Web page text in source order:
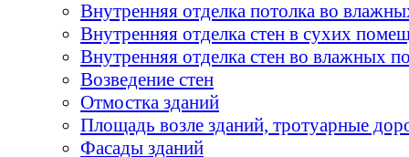
Внутренняя отделка потолка во
Внутренняя отделка стен в сухих
Внутренняя отделка стен во влажных
Возведение стен
Отмостка зданий
Площадь возле зданий, тротуарные
Фасады зданий